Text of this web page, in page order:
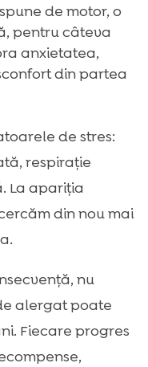
de motor, o
pentru câteva
anxietatea,
din partea
de stres:
respirație
La apariția
din nou mai
nu
alergat poate
Fiecare progres